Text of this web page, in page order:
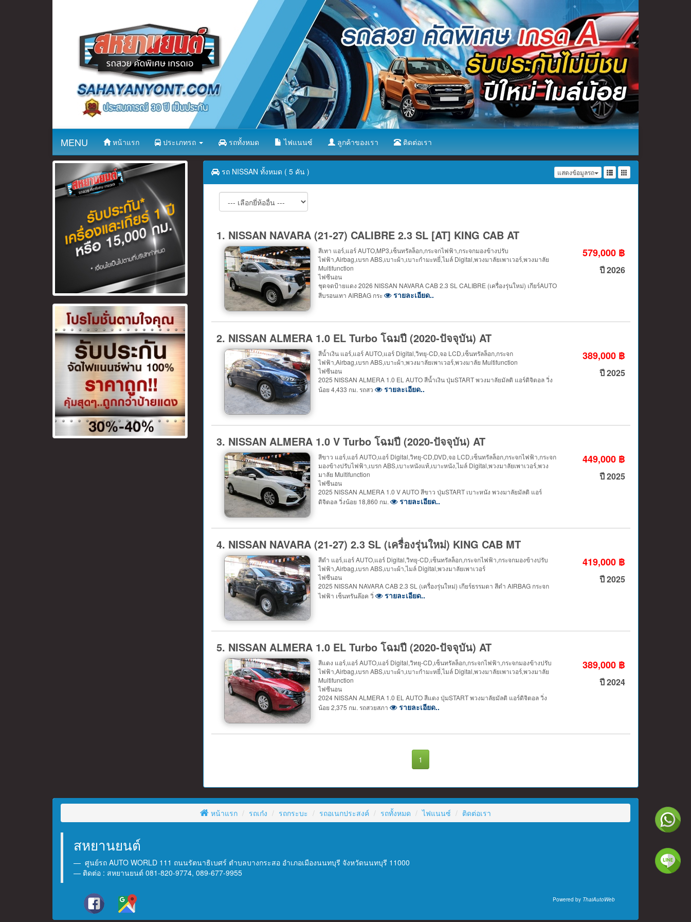
MENU หน้าแรก ประเภทรถ รถทั้งหมด ไฟแนนซ์ ลูกค้าของเรา ติดต่อเรา
รถ NISSAN ทั้งหมด ( 5 คัน ) แสดงข้อมูลรถ
1. NISSAN NAVARA (21-27) CALIBRE 2.3 SL [AT] KING CAB AT
สีเทา แอร์,แอร์ AUTO,MP3,เซ็นทรัลล็อก,กระจกไฟฟ้า,กระจกมองข้างปรับ
ไฟฟ้า,Airbag,เบรก ABS,เบาะผ้า,เบาะกำมะหยี่,ไมล์ Digital,พวงมาลัยเพาเวอร์,พวงมาลัย
Multifunction
ไฟซีนอน
ชุดจดป้ายแดง 2026 NISSAN NAVARA CAB 2.3 SL CALIBRE (เครื่องรุ่นใหม่) เกียร์AUTO
สีบรอนเทา AIRBAG กระ
รายละเอียด..
579,000 ฿
ปี 2026
2. NISSAN ALMERA 1.0 EL Turbo โฉมปี (2020-ปัจจุบัน) AT
สีน้ำเงิน แอร์,แอร์ AUTO,แอร์ Digital,วิทยุ-CD,จอ LCD,เซ็นทรัลล็อก,กระจก
ไฟฟ้า,Airbag,เบรก ABS,เบาะผ้า,พวงมาลัยเพาเวอร์,พวงมาลัย Multifunction
ไฟซีนอน
2025 NISSAN ALMERA 1.0 EL AUTO สีน้ำเงิน ปุ่มSTART พวงมาลัยมัลติ แอร์ดิจิตอล วิ่ง
น้อย 4,433 กม. รถสว
รายละเอียด..
389,000 ฿
ปี 2025
3. NISSAN ALMERA 1.0 V Turbo โฉมปี (2020-ปัจจุบัน) AT
สีขาว แอร์,แอร์ AUTO,แอร์ Digital,วิทยุ-CD,DVD,จอ LCD,เซ็นทรัลล็อก,กระจกไฟฟ้า,กระจก
มองข้างปรับไฟฟ้า,เบรก ABS,เบาะหนังแท้,เบาะหนัง,ไมล์ Digital,พวงมาลัยเพาเวอร์,พวง
มาลัย Multifunction
ไฟซีนอน
2025 NISSAN ALMERA 1.0 V AUTO สีขาว ปุ่มSTART เบาะหนัง พวงมาลัยมัลติ แอร์
ดิจิตอล วิ่งน้อย 18,860 กม.
รายละเอียด..
449,000 ฿
ปี 2025
4. NISSAN NAVARA (21-27) 2.3 SL (เครื่องรุ่นใหม่) KING CAB MT
สีดำ แอร์,แอร์ AUTO,แอร์ Digital,วิทยุ-CD,เซ็นทรัลล็อก,กระจกไฟฟ้า,กระจกมองข้างปรับ
ไฟฟ้า,Airbag,เบรก ABS,เบาะผ้า,ไมล์ Digital,พวงมาลัยเพาเวอร์
ไฟซีนอน
2025 NISSAN NAVARA CAB 2.3 SL (เครื่องรุ่นใหม่) เกียร์ธรรมดา สีดำ AIRBAG กระจก
ไฟฟ้า เซ็นทรันล๊อค วิ่
รายละเอียด..
419,000 ฿
ปี 2025
5. NISSAN ALMERA 1.0 EL Turbo โฉมปี (2020-ปัจจุบัน) AT
สีแดง แอร์,แอร์ AUTO,แอร์ Digital,วิทยุ-CD,เซ็นทรัลล็อก,กระจกไฟฟ้า,กระจกมองข้างปรับ
ไฟฟ้า,Airbag,เบรก ABS,เบาะผ้า,เบาะกำมะหยี่,ไมล์ Digital,พวงมาลัยเพาเวอร์,พวงมาลัย
Multifunction
ไฟซีนอน
2024 NISSAN ALMERA 1.0 EL AUTO สีแดง ปุ่มSTART พวงมาลัยมัลติ แอร์ดิจิตอล วิ่ง
น้อย 2,375 กม. รถสวยสภา
รายละเอียด..
389,000 ฿
ปี 2024
1
หน้าแรก รถเก๋ง รถกระบะ รถอเนกประสงค์ รถทั้งหมด ไฟแนนซ์ ติดต่อเรา
สหยานยนต์
ศูนย์รถ AUTO WORLD 111 ถนนรัตนาธิเบศร์ ตำบลบางกระสอ อำเภอเมืองนนทบุรี จังหวัดนนทบุรี 11000
ติดต่อ : สหยานยนต์ 081-820-9774, 089-677-9955
Powered by ThaiAutoWeb